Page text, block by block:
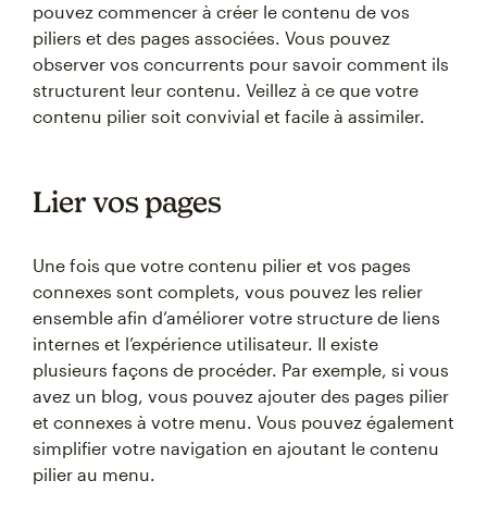
pouvez commencer à créer le contenu de vos
piliers et des pages associées. Vous pouvez
observer vos concurrents pour savoir comment ils
structurent leur contenu. Veillez à ce que votre
contenu pilier soit convivial et facile à assimiler.
Lier vos pages
Une fois que votre contenu pilier et vos pages
connexes sont complets, vous pouvez les relier
ensemble afin d’améliorer votre structure de liens
internes et l’expérience utilisateur. Il existe
plusieurs façons de procéder. Par exemple, si vous
avez un blog, vous pouvez ajouter des pages pilier
et connexes à votre menu. Vous pouvez également
simplifier votre navigation en ajoutant le contenu
pilier au menu.